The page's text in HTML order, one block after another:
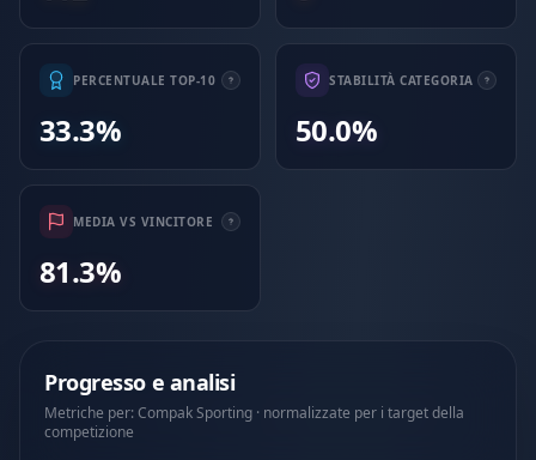
PERCENTUALE TOP-10
33.3%
STABILITÀ CATEGORIA
50.0%
MEDIA VS VINCITORE
81.3%
Progresso e analisi
Metriche per: Compak Sporting · normalizzate per i target della
competizione